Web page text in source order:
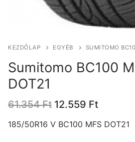
KEZDŐLAP EGYÉB SUMITOMO
Sumitomo BC100
DOT21
61.354Ft Original
was:
12.559 FtCurrent
is:
185/50R16 V BC100 MFS DOT21